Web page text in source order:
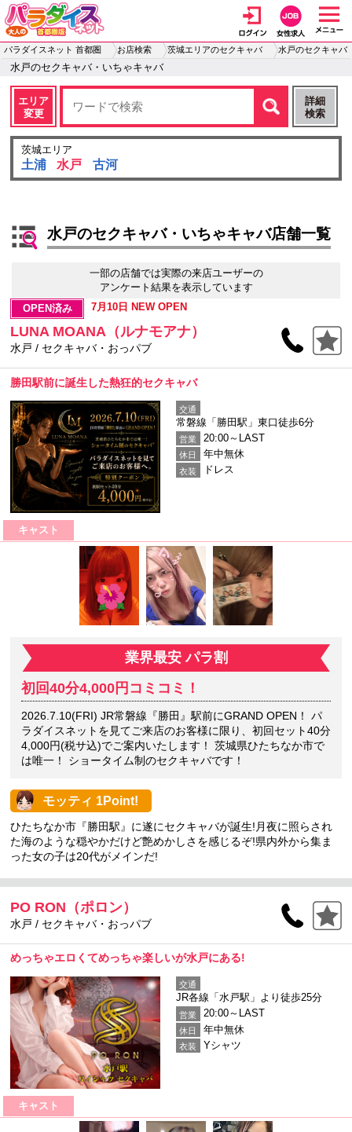
パラダイスネット 首都圏 お店検索 茨城エリアのセクキャバ 水戸のセクキャバ
水戸のセクキャバ・いちゃキャバ
エリア
変更
詳細
検索
茨城エリア
土浦 水戸 古河
水戸のセクキャバ・いちゃキャバ店舗一覧
一部の店舗では実際の来店ユーザーの
アンケート結果を表示しています
OPEN済み
7月10日 NEW OPEN
LUNA MOANA（ルナモアナ）
水戸 / セクキャバ・おっパブ
勝田駅前に誕生した熱狂的セクキャバ
交通
常磐線「勝田駅」東口徒歩6分
営業 20:00～LAST
休日 年中無休
衣装 ドレス
キャスト
業界最安 パラ割
初回40分4,000円コミコミ！
2026.7.10(FRI) JR常磐線『勝田』駅前にGRAND OPEN！ パ
ラダイスネットを見てご来店のお客様に限り、初回セット40分
4,000円(税サ込)でご案内いたします！ 茨城県ひたちなか市で
は唯一！ ショータイム制のセクキャバです！
モッティ 1Point!
ひたちなか市『勝田駅』に遂にセクキャバが誕生!月夜に照らされ
た海のような穏やかだけど艶めかしさを感じるぞ!県内外から集ま
った女の子は20代がメインだ!
PO RON（ポロン）
水戸 / セクキャバ・おっパブ
めっちゃエロくてめっちゃ楽しいが水戸にある!
交通
JR各線「水戸駅」より徒歩25分
営業 20:00～LAST
休日 年中無休
衣装 Yシャツ
キャスト